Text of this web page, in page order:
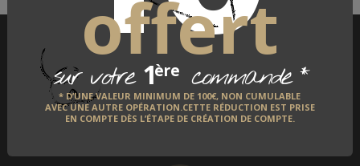
offert
sur votre 1ère commande*
* D’UNE VALEUR MINIMUM DE 100€, NON CUMULABLE
AVEC UNE AUTRE OPÉRATION.CETTE RÉDUCTION EST PRISE
EN COMPTE DÈS L’ÉTAPE DE CRÉATION DE COMPTE.